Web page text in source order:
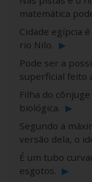
matemática
Cidade egípcia
rio Nilo. ▶
Pode ser a
superficial feito
Filha do
biológica. ▶
Segundo a
versão dela, o
É um tubo
esgotos. ▶